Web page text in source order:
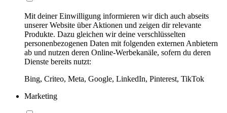
Mit deiner Einwilligung informieren wir dich auch abseits
unserer Website über Aktionen und zeigen dir relevante
Produkte. Dazu gleichen wir deine verschlüsselten
personenbezogenen Daten mit folgenden externen Anbietern
ab und nutzen deren Online-Werbekanäle, sofern du deren
Dienste bereits nutzt:
Bing, Criteo, Meta, Google, LinkedIn, Pinterest, TikTok
Marketing